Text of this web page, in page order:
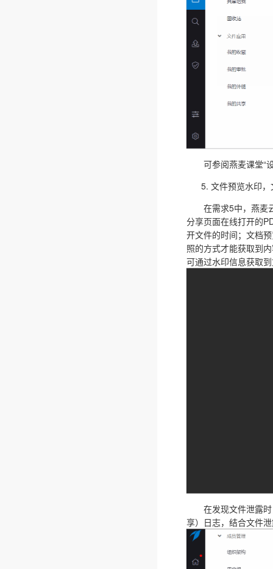
可参阅燕麦课堂“设
文件预览水印
在需求5中，燕麦云
分享页面在线打开的
开文件的时间；文档
照的方式才能获取到
可通过水印信息获取
在发现文件泄露时
享）日志，结合文件